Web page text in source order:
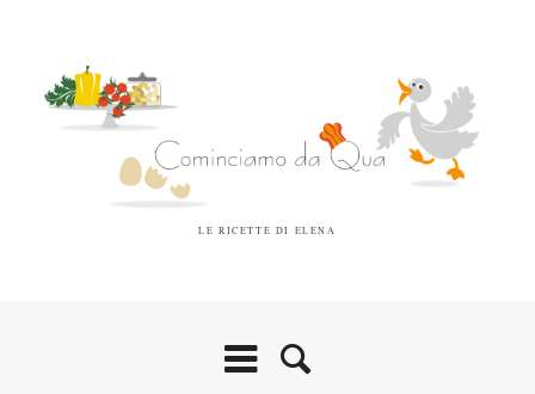
LE RICETTE DI ELENA